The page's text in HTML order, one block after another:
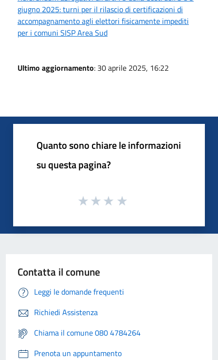
giugno 2025: turni per il rilascio di certificazioni di
accompagnamento agli elettori fisicamente impediti
per i comuni SISP Area Sud
Ultimo aggiornamento: 30 aprile 2025, 16:22
Quanto sono chiare le informazioni
su questa pagina?
Contatta il comune
Leggi le domande frequenti
Richiedi Assistenza
Chiama il comune 080 4784264
Prenota un appuntamento